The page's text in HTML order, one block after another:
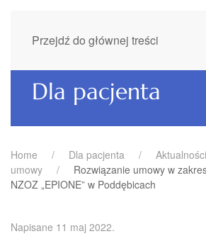
Przejdź do głównej treści
Dla pacjenta
Home Dla pacjenta Aktualności
umowy
Rozwiązanie umowy w
NZOZ „EPIONE” w Poddębicach
Napisane 11 maj 2022.